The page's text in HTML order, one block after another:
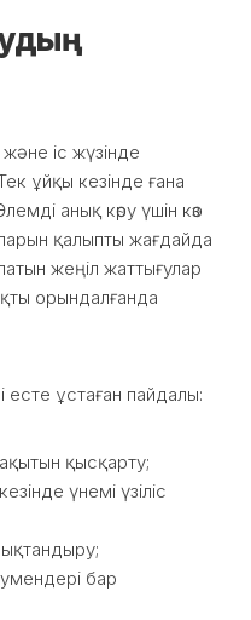
және іс жүзінде
ұйқы кезінде ғана
анық көру үшін көз
қалыпты жағдайда
жеңіл жаттығулар
орындалғанда
есте ұстаған пайдалы:
қысқарту;
үнемі үзіліс
бар